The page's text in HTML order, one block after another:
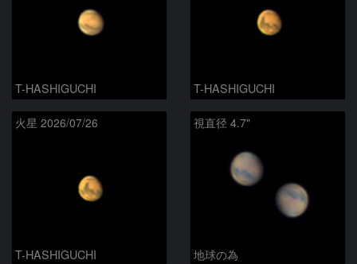
T-HASHIGUCHI T-HASHIGUCHI
火星 2026/07/26
T-HASHIGUCHI
視直径 4.7"
地球の為